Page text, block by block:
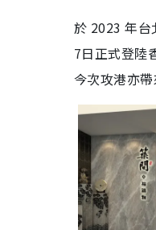
於 2023 年台
7日正式登陸
今次攻港亦